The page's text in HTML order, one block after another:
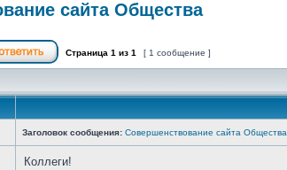
сайта Общества
Страница 1 из 1 [ 1 сообщение ]
Заголовок сообщения: Совершенствование сайта Общества
Коллеги!